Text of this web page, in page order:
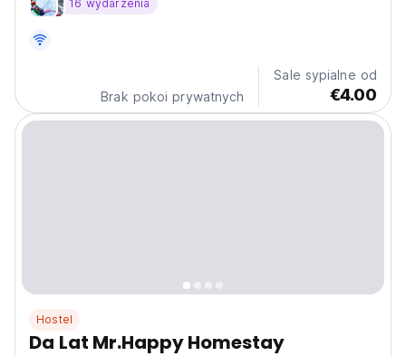
spożywczych.
16 wydarzenia
Brak pokoi prywatnych
Sale sypialne od
€4.00
Hostel
Da Lat Mr.Happy Homestay